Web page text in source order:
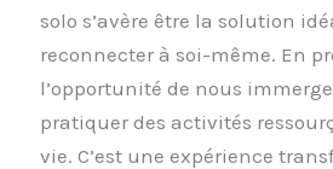
solo s’avère être la solution
reconnecter à soi-même. En
l’opportunité de nous
pratiquer des activités
vie. C’est une expérience